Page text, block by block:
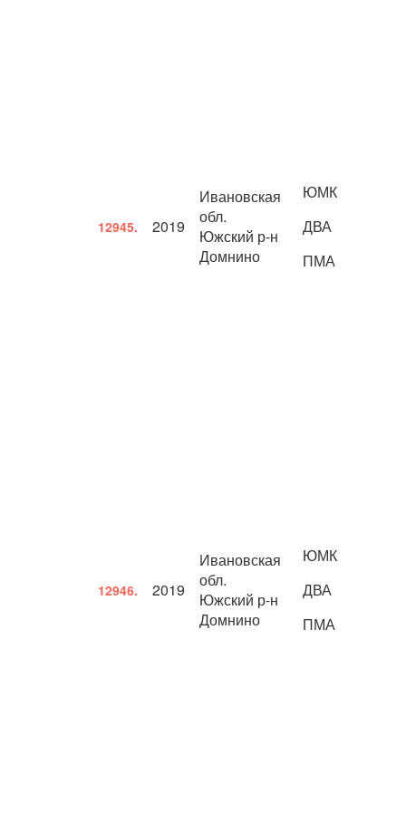
12945. 2019
Ивановская
обл.
Южский р-н
Домнино
ЮМК
ДВА
ПМА
12946. 2019
Ивановская
обл.
Южский р-н
Домнино
ЮМК
ДВА
ПМА